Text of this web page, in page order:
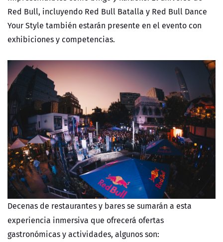
Red Bull, incluyendo Red Bull Batalla y Red Bull Dance
Your Style también estarán presente en el evento con
exhibiciones y competencias.
Decenas de restaurantes y bares se sumarán a esta
experiencia inmersiva que ofrecerá ofertas
gastronómicas y actividades, algunos son: